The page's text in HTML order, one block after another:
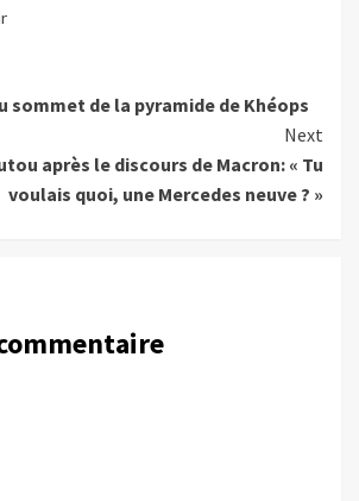
sommet de la pyramide de Khéops
Next
après le discours de Macron: « Tu
voulais quoi, une Mercedes neuve ? »